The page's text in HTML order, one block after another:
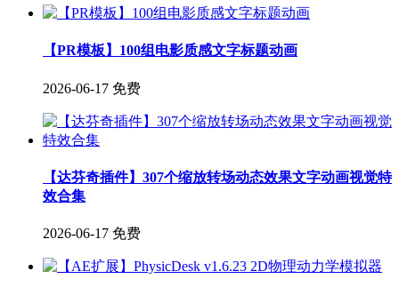
【PR模板】100组电影质感文字标题动画
2026-06-17 免费
【达芬奇插件】307个缩放转场动态效果文字动画视觉特
效合集
2026-06-17 免费